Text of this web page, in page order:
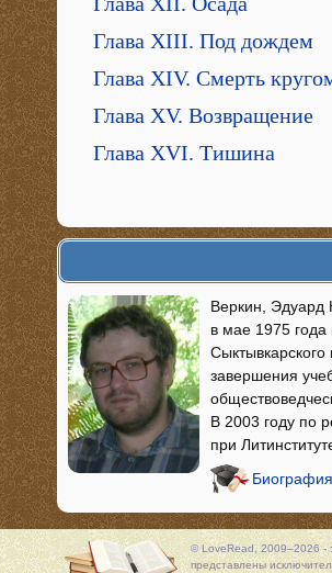
Глава XIII. Под дождем
Глава XIV. Смерть
Глава XV. Возвращение
Глава XVI. Тишина
Веркин, Эдуард
в мае 1975 года
завершения
В 2003 году по
при
© LoveRead, 2009–2026 -
представлены